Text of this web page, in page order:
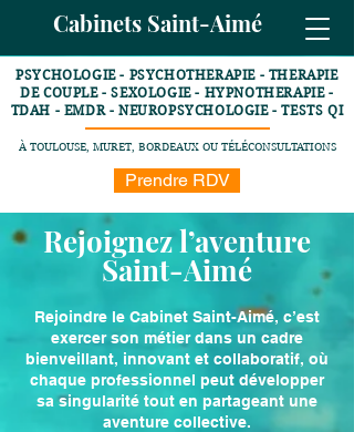
Cabinets Saint-Aimé
PSYCHOLOGIE - PSYCHOTHERAPIE - THERAPIE
DE COUPLE - SEXOLOGIE - HYPNOTHERAPIE -
TDAH - EMDR - NEUROPSYCHOLOGIE - TESTS QI
À TOULOUSE, MURET, BORDEAUX OU TÉLÉCONSULTATIONS
Prendre RDV
Rejoignez l’aventure
Saint-Aimé
Rejoindre le Cabinet Saint-Aimé, c’est
exercer son métier dans un cadre
bienveillant, innovant et collaboratif, où
chaque professionnel peut développer
sa singularité tout en partageant une
aventure collective.